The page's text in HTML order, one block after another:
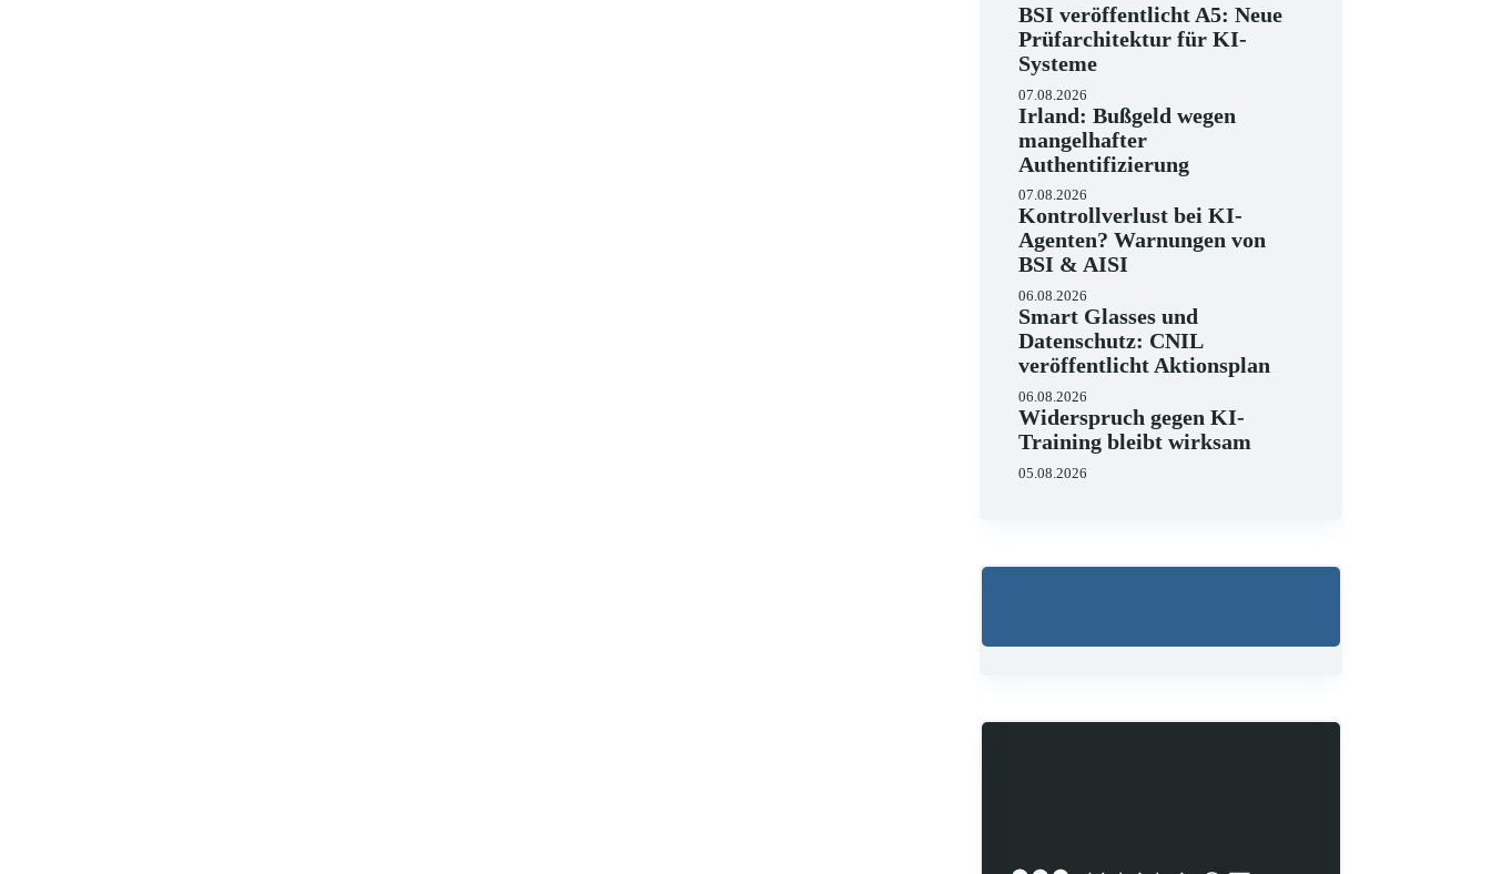
BSI veröffentlicht A5: Neue
Prüfarchitektur für KI-
Systeme
07.08.2026
Irland: Bußgeld wegen
mangelhafter
Authentifizierung
07.08.2026
Kontrollverlust bei KI-
Agenten? Warnungen von
BSI & AISI
06.08.2026
Smart Glasses und
Datenschutz: CNIL
veröffentlicht Aktionsplan
06.08.2026
Widerspruch gegen KI-
Training bleibt wirksam
05.08.2026